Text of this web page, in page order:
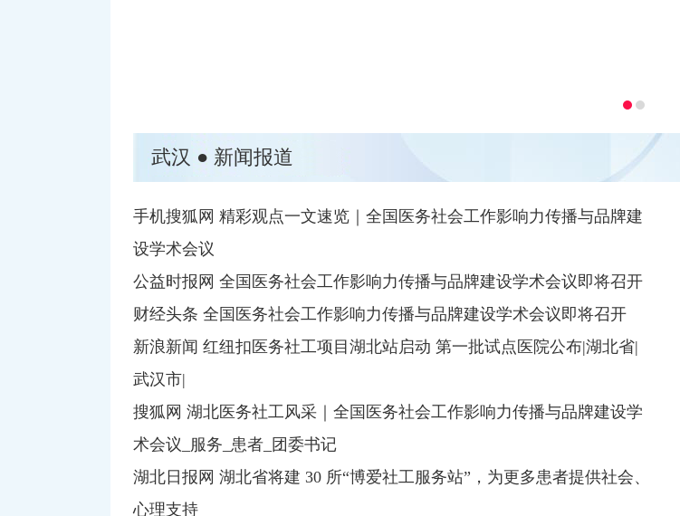
武汉 ● 新闻报道
手机搜狐网 精彩观点一文速览｜全国医务社会工作影响力传播与品牌建
设学术会议
公益时报网 全国医务社会工作影响力传播与品牌建设学术会议即将召开
财经头条 全国医务社会工作影响力传播与品牌建设学术会议即将召开
新浪新闻 红纽扣医务社工项目湖北站启动 第一批试点医院公布|湖北省|
武汉市|
搜狐网 湖北医务社工风采｜全国医务社会工作影响力传播与品牌建设学
术会议_服务_患者_团委书记
湖北日报网 湖北省将建 30 所“博爱社工服务站”，为更多患者提供社会、
心理支持